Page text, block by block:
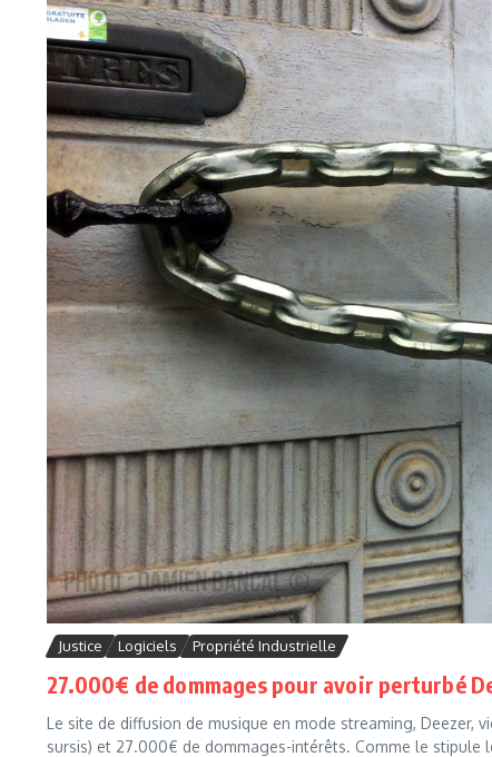
Justice Logiciels Propriété Industrielle
27.000€ de dommages pour avoir perturbé
Le site de diffusion de musique en mode streaming, Deezer,
sursis) et 27.000€ de dommages-intérêts. Comme le stipule